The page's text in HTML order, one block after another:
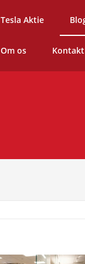
Tesla Aktie
Om os